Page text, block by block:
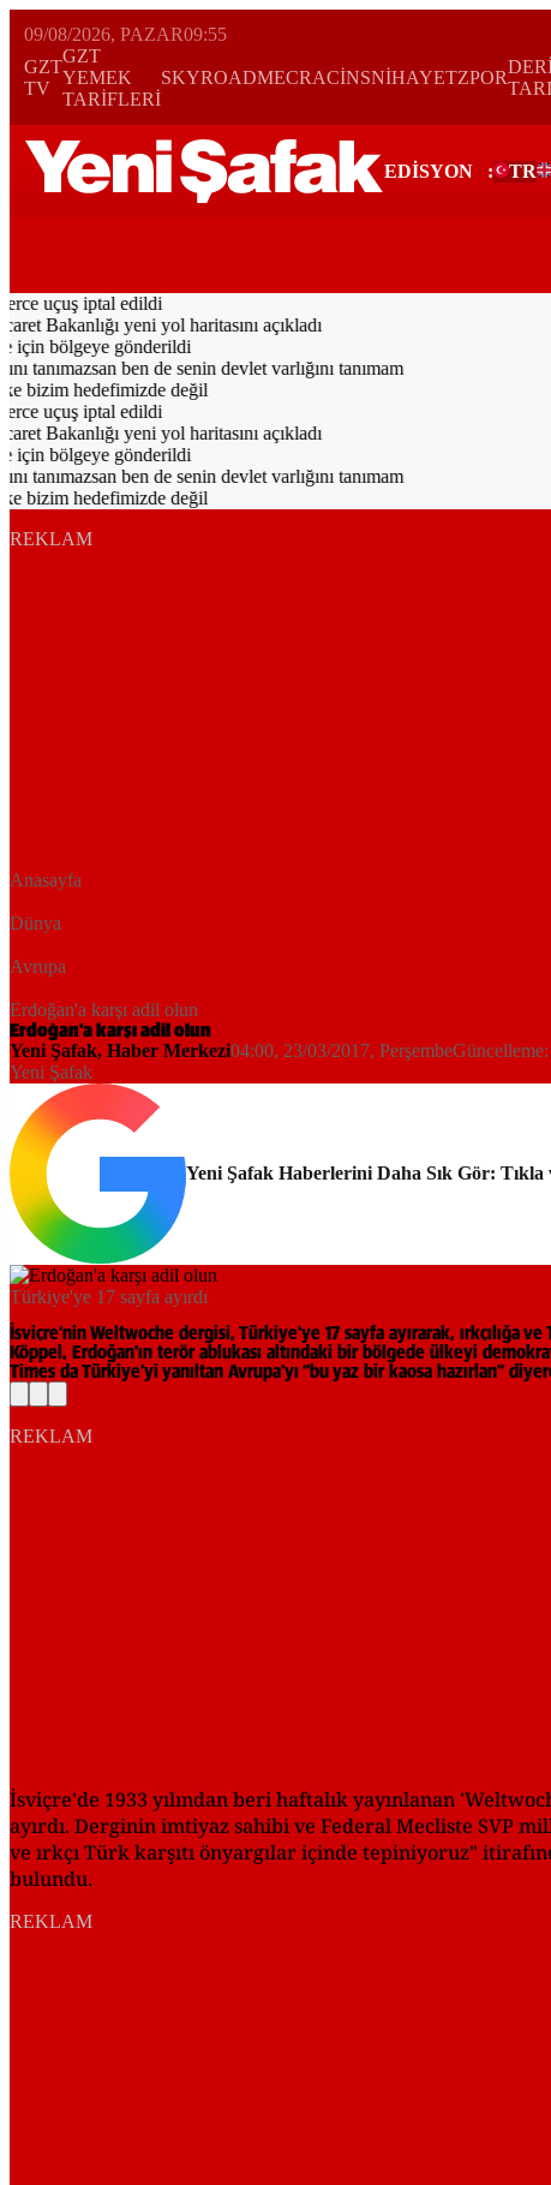
09/08/2026, PAZAR09:55
GZT
TV
GZT
YEMEK
TARİFLERİ
SKYROADMECRACİNSNİHAYETZPOR
EDİSYON : TR
uçuş iptal edildi
Bakanlığı yeni yol haritasını açıkladı
bölgeye gönderildi
ben de senin devlet varlığını tanımam
bizim hedefimizde değil
uçuş iptal edildi
Bakanlığı yeni yol haritasını açıkladı
bölgeye gönderildi
ben de senin devlet varlığını tanımam
bizim hedefimizde değil
REKLAM
Anasayfa
Dünya
Avrupa
Erdoğan'a karşı adil olun
Erdoğan'a karşı adil olun
Yeni Şafak, Haber Merkezi04:00, 23/03/2017, PerşembeGüncelleme:
Yeni Şafak
Yeni Şafak Haberlerini Daha Sık Gör:
Türkiye'ye 17 sayfa ayırdı
İsviçre’nin Weltwoche dergisi, Türkiye'ye 17 sayfa ayırarak, ırkçılığa ve
Köppel, Erdoğan’ın terör ablukası altındaki bir bölgede ülkeyi
Times da Türkiye’yi yanıltan Avrupa’yı “bu yaz bir kaosa hazırlan”
REKLAM
İsviçre'de 1933 yılından beri haftalık yayınlanan
ayırdı. Derginin imtiyaz sahibi ve Federal Mecliste SVP
ve ırkçı Türk karşıtı önyargılar içinde tepiniyoruz"
bulundu.
REKLAM